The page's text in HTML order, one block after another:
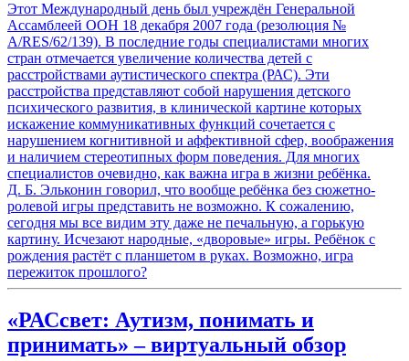
Этот Международный день был учреждён Генеральной
Ассамблеей ООН 18 декабря 2007 года (резолюция №
A/RES/62/139). В последние годы специалистами многих
стран отмечается увеличение количества детей с
расстройствами аутистического спектра (РАС). Эти
расстройства представляют собой нарушения детского
психического развития, в клинической картине которых
искажение коммуникативных функций сочетается с
нарушением когнитивной и аффективной сфер, воображения
и наличием стереотипных форм поведения. Для многих
специалистов очевидно, как важна игра в жизни ребёнка.
Д. Б. Эльконин говорил, что вообще ребёнка без сюжетно-
ролевой игры представить не возможно. К сожалению,
сегодня мы все видим эту даже не печальную, а горькую
картину. Исчезают народные, «дворовые» игры. Ребёнок с
рождения растёт с планшетом в руках. Возможно, игра
пережиток прошлого?
«РАСсвет: Аутизм, понимать и
принимать» – виртуальный обзор